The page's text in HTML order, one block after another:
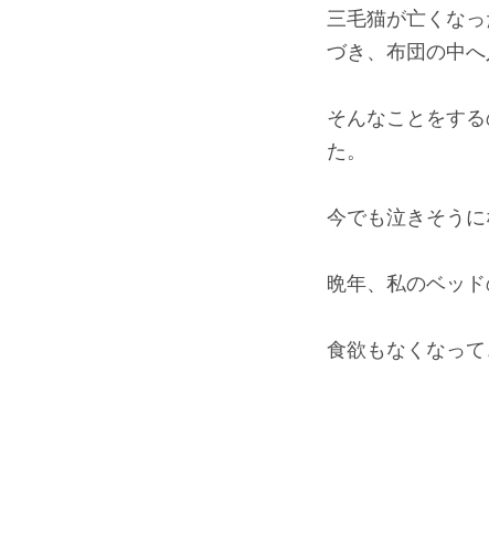
三毛猫が亡くな
づき、布団の中へ
そんなことをす
た。
今でも泣きそうに
晩年、私のベッ
食欲もなくなっ